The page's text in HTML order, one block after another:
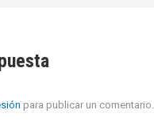
para publicar un comentario.